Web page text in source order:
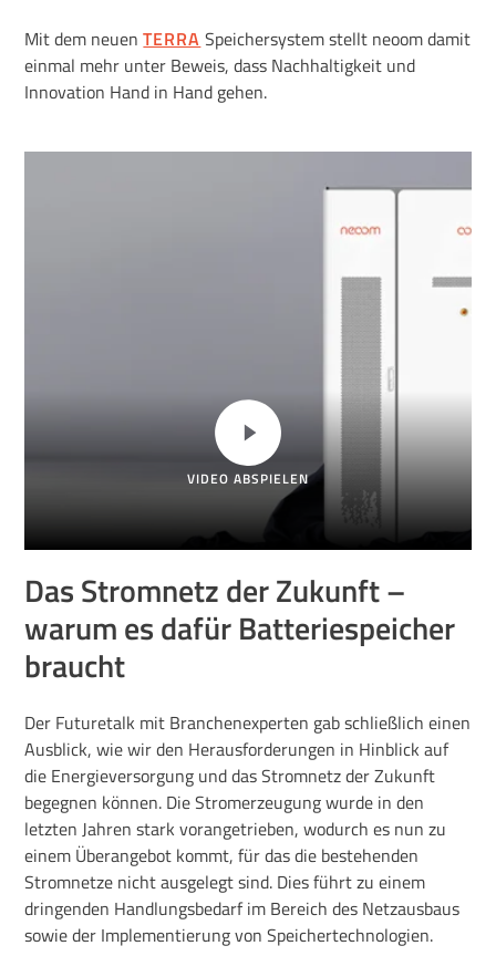
Mit dem neuenTERRA Speichersystem stellt neoom damit
einmal mehr unter Beweis, dass Nachhaltigkeit und
Innovation Hand in Hand gehen.
VIDEO ABSPIELEN
Das Stromnetz der Zukunft –
warum es dafür Batteriespeicher
braucht
Der Futuretalk mit Branchenexperten gab schließlich einen
Ausblick, wie wir den Herausforderungen in Hinblick auf
die Energieversorgung und das Stromnetz der Zukunft
begegnen können. Die Stromerzeugung wurde in den
letzten Jahren stark vorangetrieben, wodurch es nun zu
einem Überangebot kommt, für das die bestehenden
Stromnetze nicht ausgelegt sind. Dies führt zu einem
dringenden Handlungsbedarf im Bereich des Netzausbaus
sowie der Implementierung von Speichertechnologien.